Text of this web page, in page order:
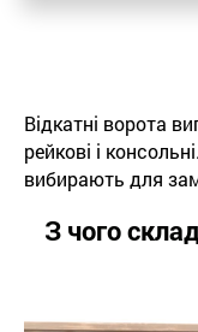
Відкатні ворота
рейкові і
вибирають для
З чого